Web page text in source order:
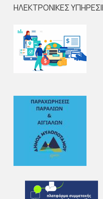
ΗΛΕΚΤΡΟΝΙΚΕΣ